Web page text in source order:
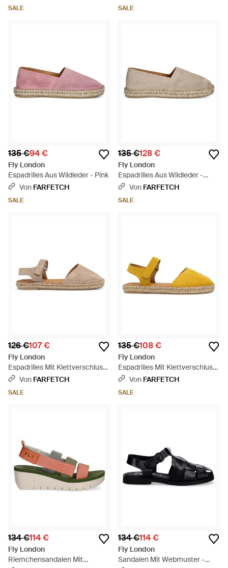
SALE SALE
135 €94 €
Fly London
Espadrilles Aus Wildleder - Pink
Von FARFETCH
SALE
135 €128 €
Fly London
Espadrilles Aus Wildleder -
Mehrfarbig
Von FARFETCH
SALE
126 €107 €
Fly London
Espadrilles Mit Klettverschluss
Und Geflochtener Sohle -
Von FARFETCH
SALE
135 €108 €
Fly London
Espadrilles Mit Klettverschluss
- Gelb
Von FARFETCH
SALE
134 €114 €
Fly London
Riemchensandalen Mit
134 €114 €
Fly London
Sandalen Mit Webmuster -